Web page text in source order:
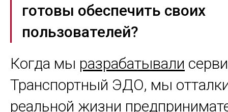
готовы обеспечить своих
пользователей?
Когда мы разрабатывали
Транспортный ЭДО, мы
реальной жизни